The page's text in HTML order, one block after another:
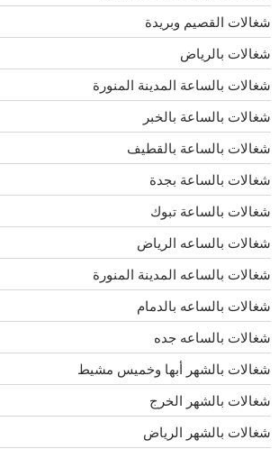
شغالات القصيم وبريدة
شغالات بالرياض
شغالات بالساعة المدينة المنورة
شغالات بالساعة بالخبر
شغالات بالساعة بالقطيف
شغالات بالساعة بجدة
شغالات بالساعة تبوك
شغالات بالساعه الرياض
شغالات بالساعه المدينة المنورة
شغالات بالساعه بالدمام
شغالات بالساعه جده
شغالات بالشهر أبها وخميس مشيط
شغالات بالشهر الخرج
شغالات بالشهر الرياض